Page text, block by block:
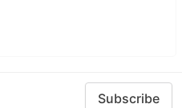
Subscribe